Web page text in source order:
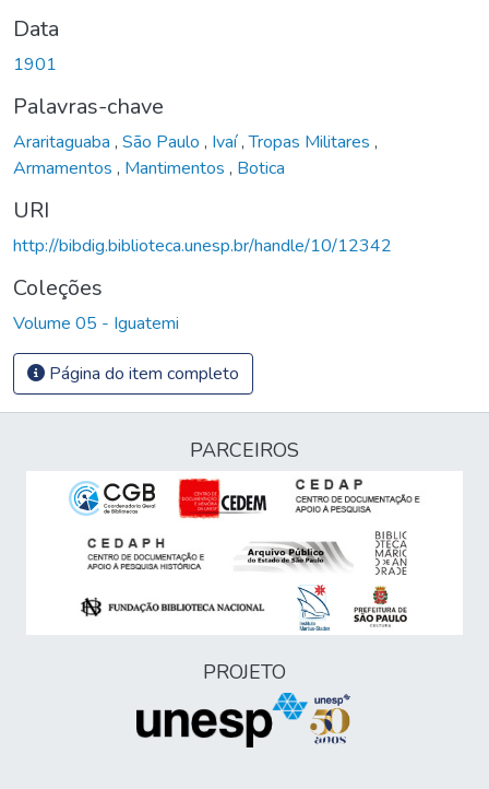
Data
1901
Palavras-chave
Araritaguaba , São Paulo , Ivaí,Tropas Militares ,
Armamentos , Mantimentos , Botica
URI
http://bibdig.biblioteca.unesp.br/handle/10/12342
Coleções
Volume 05 - Iguatemi
Página do item completo
PARCEIROS
PROJETO